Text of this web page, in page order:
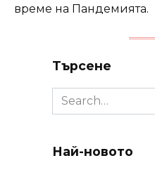
време на Пандемията.
Търсене
Search
for:
Най-новото